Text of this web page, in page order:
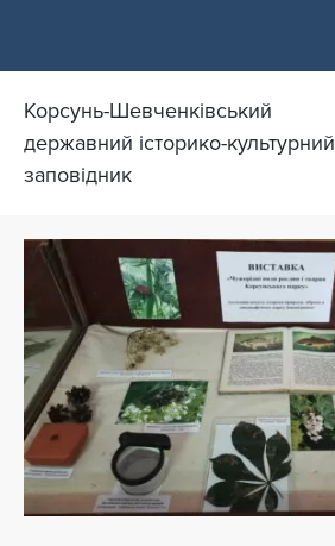
Корсунь-Шевченківський
державний історико-культурний
заповідник